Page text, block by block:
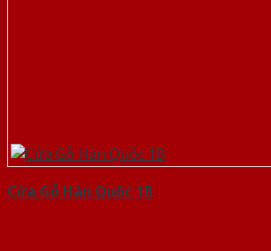
Cửa Gỗ Hàn Quốc 1B